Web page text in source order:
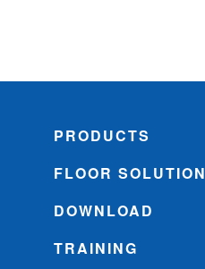
PRODUCTS
FLOOR SOLUTION
DOWNLOAD
TRAINING